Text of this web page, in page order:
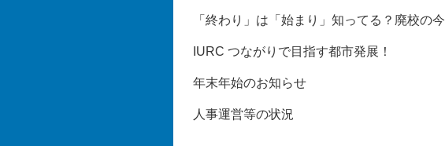
「終わり」は「始まり」知ってる？廃校の今
IURC つながりで目指す都市発展！
年末年始のお知らせ
人事運営等の状況